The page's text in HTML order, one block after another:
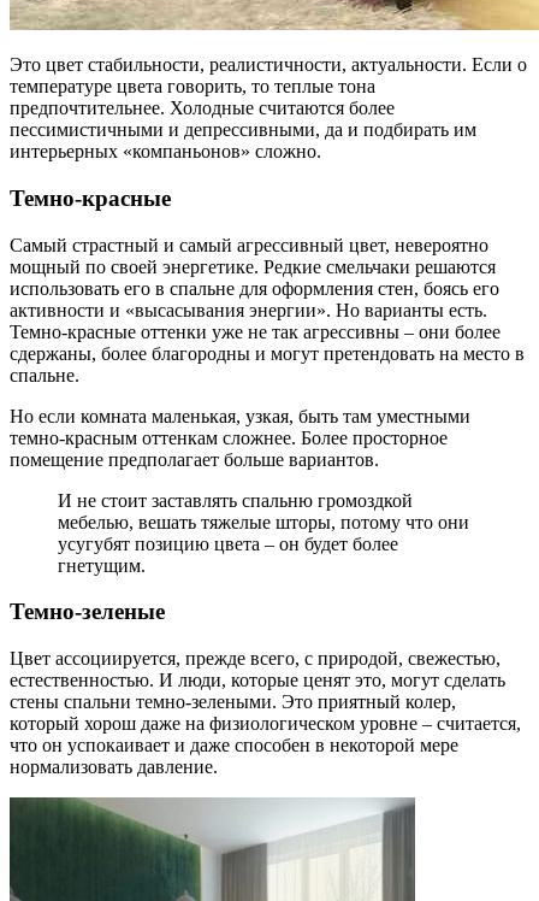
Это цвет стабильности, реалистичности, актуальности. Если о
температуре цвета говорить, то теплые тона
предпочтительнее. Холодные считаются более
пессимистичными и депрессивными, да и подбирать им
интерьерных «компаньонов» сложно.
Темно-красные
Самый страстный и самый агрессивный цвет, невероятно
мощный по своей энергетике. Редкие смельчаки решаются
использовать его в спальне для оформления стен, боясь его
активности и «высасывания энергии». Но варианты есть.
Темно-красные оттенки уже не так агрессивны – они более
сдержаны, более благородны и могут претендовать на место в
спальне.
Но если комната маленькая, узкая, быть там уместными
темно-красным оттенкам сложнее. Более просторное
помещение предполагает больше вариантов.
И не стоит заставлять спальню громоздкой
мебелью, вешать тяжелые шторы, потому что они
усугубят позицию цвета – он будет более
гнетущим.
Темно-зеленые
Цвет ассоциируется, прежде всего, с природой, свежестью,
естественностью. И люди, которые ценят это, могут сделать
стены спальни темно-зелеными. Это приятный колер,
который хорош даже на физиологическом уровне – считается,
что он успокаивает и даже способен в некоторой мере
нормализовать давление.